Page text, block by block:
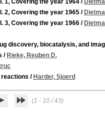
1, Covering the year 1964/
2, Covering the year 1965/
3, Covering the year 1966/
discovery, biocatalysis, and
/ Rieke, Reuben D.
/ Harder, Sjoerd
(1 - 10 / 43)